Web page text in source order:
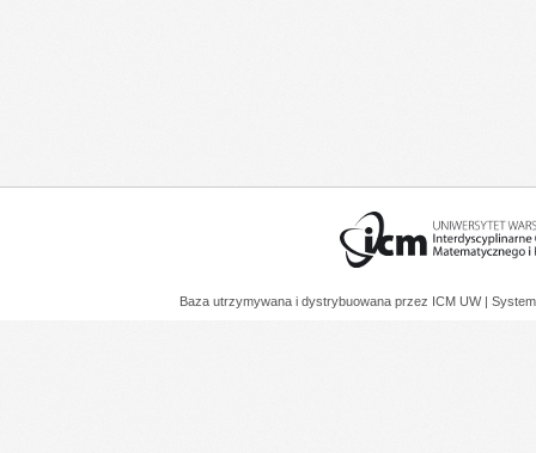
Baza utrzymywana i dystrybuowana przez ICM UW |